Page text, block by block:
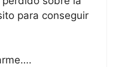
para conseguir